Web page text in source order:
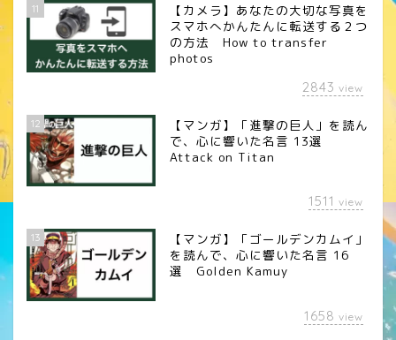
11
【カメラ】あなたの大切な写真を
スマホへかんたんに転送する２つ
の方法 How to transfer
photos
2843 view
12
【マンガ】「進撃の巨人」を読ん
で、心に響いた名言 13選
Attack on Titan
1511 view
13
【マンガ】「ゴールデンカムイ」
を読んで、心に響いた名言 16
選 Golden Kamuy
1658 view